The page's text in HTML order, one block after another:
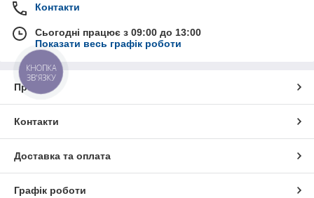
Контакти
Сьогодні працює з 09:00 до 13:00
Показати весь графік роботи
Про нас
Контакти
Доставка та оплата
Графік роботи
КНОПКА
ЗВ'ЯЗКУ